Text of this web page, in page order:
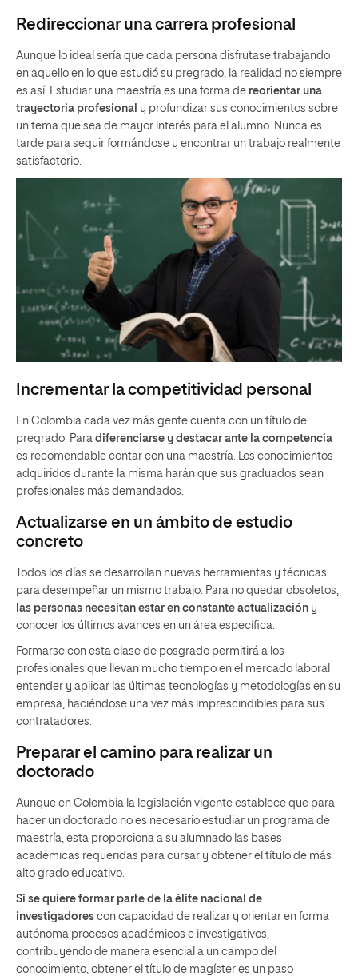
Redireccionar una carrera profesional
Aunque lo ideal sería que cada persona disfrutase trabajando
en aquello en lo que estudió su pregrado, la realidad no siempre
es así. Estudiar una maestría es una forma de reorientar una
trayectoria profesional y profundizar sus conocimientos sobre
un tema que sea de mayor interés para el alumno. Nunca es
tarde para seguir formándose y encontrar un trabajo realmente
satisfactorio.
Incrementar la competitividad personal
En Colombia cada vez más gente cuenta con un título de
pregrado. Para diferenciarse y destacar ante la competencia
es recomendable contar con una maestría. Los conocimientos
adquiridos durante la misma harán que sus graduados sean
profesionales más demandados.
Actualizarse en un ámbito de estudio
concreto
Todos los días se desarrollan nuevas herramientas y técnicas
para desempeñar un mismo trabajo. Para no quedar obsoletos,
las personas necesitan estar en constante actualización y
conocer los últimos avances en un área específica.
Formarse con esta clase de posgrado permitirá a los
profesionales que llevan mucho tiempo en el mercado laboral
entender y aplicar las últimas tecnologías y metodologías en su
empresa, haciéndose una vez más imprescindibles para sus
contratadores.
Preparar el camino para realizar un
doctorado
Aunque en Colombia la legislación vigente establece que para
hacer un doctorado no es necesario estudiar un programa de
maestría, esta proporciona a su alumnado las bases
académicas requeridas para cursar y obtener el título de más
alto grado educativo.
Si se quiere formar parte de la élite nacional de
investigadores con capacidad de realizar y orientar en forma
autónoma procesos académicos e investigativos,
contribuyendo de manera esencial a un campo del
conocimiento, obtener el título de magíster es un paso